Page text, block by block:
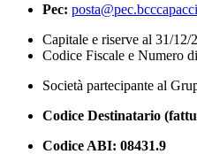
Pec:
Capitale e riserve al 31/
Codice Fiscale e Numero
Società partecipante al
Codice Destinatario
Codice ABI: 08431.9